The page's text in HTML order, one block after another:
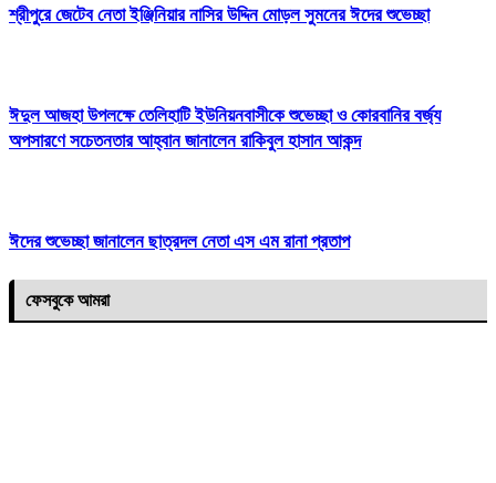
শ্রীপুরে জেটেব নেতা ইঞ্জিনিয়ার নাসির উদ্দিন মোড়ল সুমনের ঈদের শুভেচ্ছা
ঈদুল আজহা উপলক্ষে তেলিহাটি ইউনিয়নবাসীকে শুভেচ্ছা ও কোরবানির বর্জ্য
অপসারণে সচেতনতার আহ্বান জানালেন রাকিবুল হাসান আকন্দ
ঈদের শুভেচ্ছা জানালেন ছাত্রদল নেতা এস এম রানা প্রতাপ
ফেসবুকে আমরা